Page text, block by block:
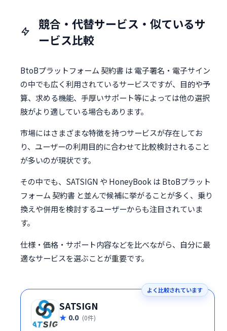
競合・代替サービス・似ているサ
ービス比較
BtoBプラットフォーム 契約書 は 電子署名・電子サイン
の中でも広く利用されているサービスですが、目的や予
算、求める機能、手厚いサポート等によっては他の選択
肢がより適している場合もあります。
市場にはさまざまな特徴を持つサービスが存在してお
り、ユーザーの利用目的に合わせて比較検討されること
が多いのが現状です。
その中でも、SATSIGN や HoneyBook は BtoBプラット
フォーム 契約書 と並んで候補に挙がることが多く、乗り
換えや併用を検討するユーザーからも注目されていま
す。
仕様・価格・サポート内容などを比べながら、自分に最
適なサービスを選ぶことが重要です。
よく比較されています
SATSIGN
0.0 (0件)